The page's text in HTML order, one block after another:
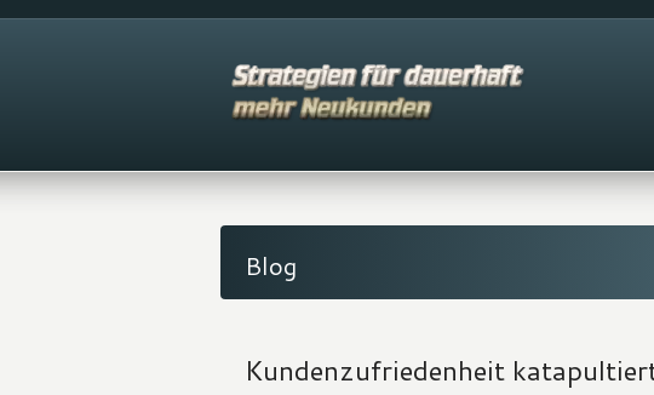
Blog
Kundenzufriedenheit